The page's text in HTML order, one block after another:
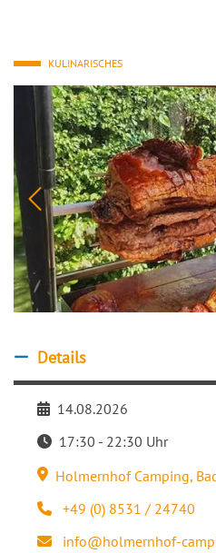
KULINARISCHES
Details
Details
Datum14.08.2026
Zeit 17:30 - 22:30 Uhr
Veranstaltungsort
Holmernhof Camping,
Telefon+49 (0) 8531 / 24740
E-Mailinfo@holmernhof-